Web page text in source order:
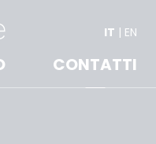
CONTATTI
IT | EN